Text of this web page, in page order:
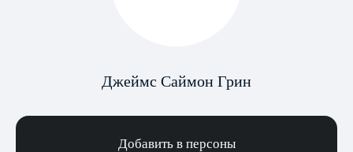
Джеймс Саймон Грин
Добавить в персоны